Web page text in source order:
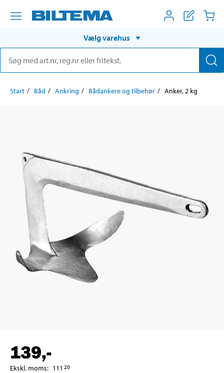
Vælg varehus
Start Båd Ankring Bådankere og tilbehør Anker, 2 kg
139,-
Ekskl. moms: 111 20